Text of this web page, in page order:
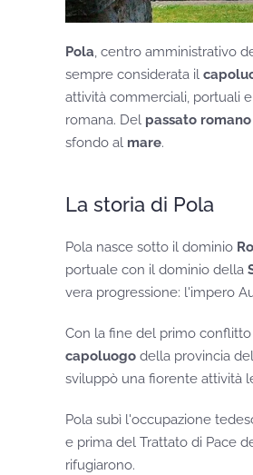
Pola, centro amministrativo
sempre considerata il
attività commerciali, portuali
romana. Del passato romano
sfondo al mare.
La storia di Pola
Pola nasce sotto il dominio
portuale con il dominio della
vera progressione: l'impero
Con la fine del primo
capoluogo della provincia
sviluppò una fiorente attività
Pola subì l'occupazione
e prima del Trattato di Pace
rifugiarono.